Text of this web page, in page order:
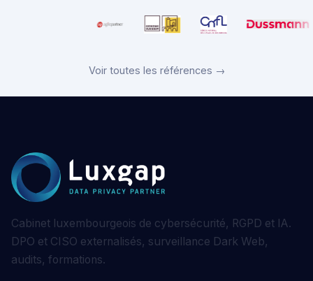
Voir toutes les références →
Cabinet luxembourgeois de cybersécurité, RGPD et IA.
DPO et CISO externalisés, surveillance Dark Web,
audits, formations.